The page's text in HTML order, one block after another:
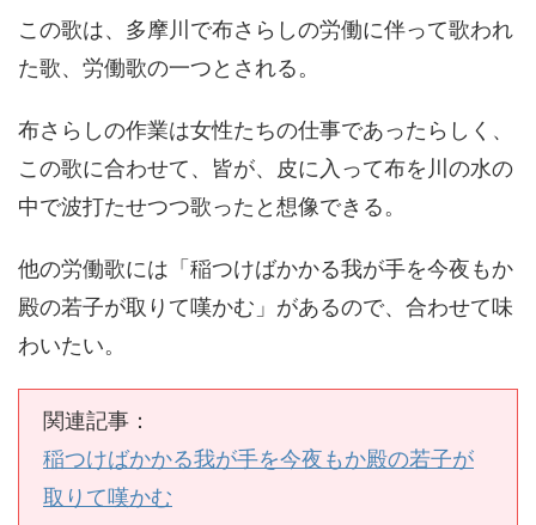
この歌は、多摩川で布さらしの労働に伴って歌われ
た歌、労働歌の一つとされる。
布さらしの作業は女性たちの仕事であったらしく、
この歌に合わせて、皆が、皮に入って布を川の水の
中で波打たせつつ歌ったと想像できる。
他の労働歌には「稲つけばかかる我が手を今夜もか
殿の若子が取りて嘆かむ」があるので、合わせて味
わいたい。
関連記事：
稲つけばかかる我が手を今夜もか殿の若子が
取りて嘆かむ